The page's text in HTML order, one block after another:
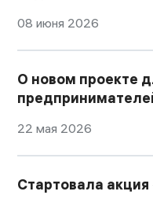
08 июня 2026
О новом проекте
22 мая 2026
Стартовала